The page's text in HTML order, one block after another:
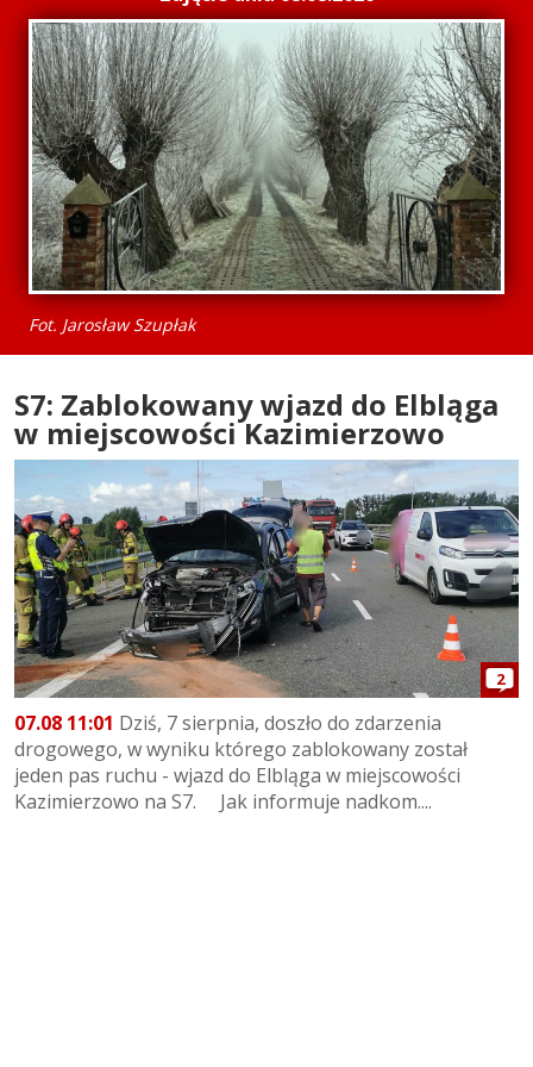
Fot. Jarosław Szupłak
S7: Zablokowany wjazd do Elbląga
w miejscowości Kazimierzowo
2
07.08 11:01 Dziś, 7 sierpnia, doszło do zdarzenia
drogowego, w wyniku którego zablokowany został
jeden pas ruchu - wjazd do Elbląga w miejscowości
Kazimierzowo na S7. Jak informuje nadkom....